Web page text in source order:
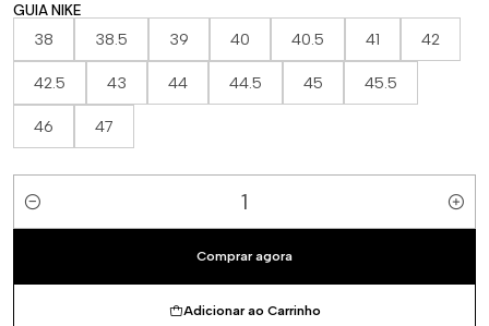
GUIA NIKE
38 38.5 39 40 40.5 41 42
42.5 43 44 44.5 45 45.5
46 47
Quantidade
Adicionar ao Carrinho
Comprar agora